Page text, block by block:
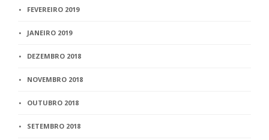
FEVEREIRO 2019
JANEIRO 2019
DEZEMBRO 2018
NOVEMBRO 2018
OUTUBRO 2018
SETEMBRO 2018